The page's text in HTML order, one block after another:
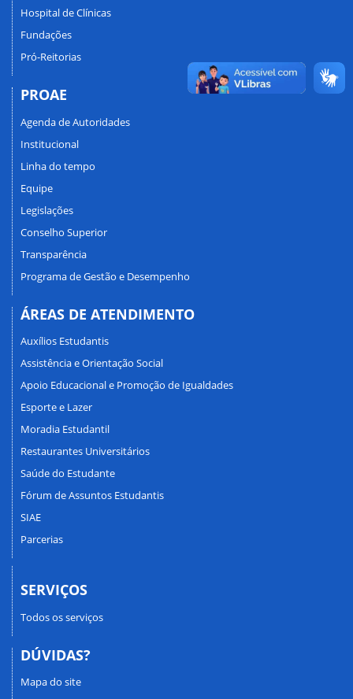
Hospital de Clínicas
Fundações
Pró-Reitorias
PROAE
Agenda de Autoridades
Institucional
Linha do tempo
Equipe
Legislações
Conselho Superior
Transparência
Programa de Gestão e Desempenho
ÁREAS DE ATENDIMENTO
Auxílios Estudantis
Assistência e Orientação Social
Apoio Educacional e Promoção de Igualdades
Esporte e Lazer
Moradia Estudantil
Restaurantes Universitários
Saúde do Estudante
Fórum de Assuntos Estudantis
SIAE
Parcerias
SERVIÇOS
Todos os serviços
DÚVIDAS?
Mapa do site